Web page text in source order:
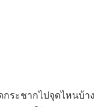
ระชากไปจุดไหนบ้าง